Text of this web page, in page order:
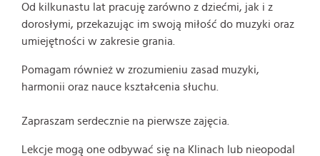
Od kilkunastu lat pracuję zarówno z dziećmi, jak i z
dorosłymi, przekazując im swoją miłość do muzyki oraz
umiejętności w zakresie grania.
Pomagam również w zrozumieniu zasad muzyki,
harmonii oraz nauce kształcenia słuchu.
Zapraszam serdecznie na pierwsze zajęcia.
Lekcje mogą one odbywać się na Klinach lub nieopodal